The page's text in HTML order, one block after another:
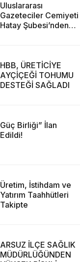
Uluslararası
Gazeteciler Cemiyeti
Hatay Şubesi’nden
HBB, ÜRETİCİYE
AYÇİÇEĞİ TOHUMU
DESTEĞİ SAĞLADI
Güç Birliği” İlan
Edildi!
Üretim, İstihdam ve
Yatırım Taahhütleri
Takipte
ARSUZ İLÇE SAĞLIK
MÜDÜRLÜĞÜNDEN